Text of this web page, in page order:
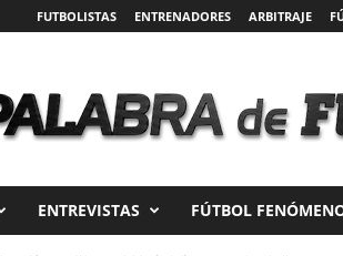
FUTBOLISTAS ENTRENADORES ARBITRAJE
P
a
a
b
r
ENTREVISTAS FÚTBOL